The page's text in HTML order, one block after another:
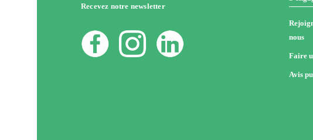
Recevez notre newsletter
nous
Faire
Avis